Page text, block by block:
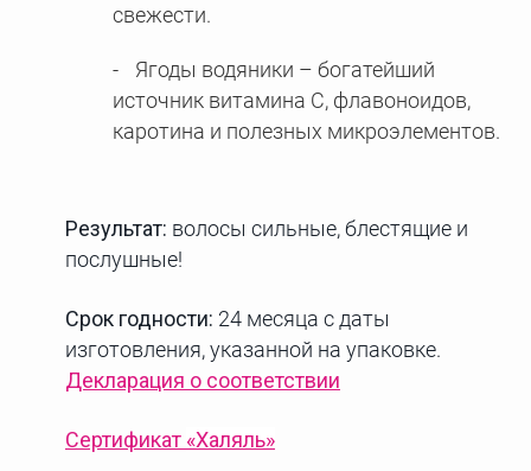
свежести.
Ягоды водяники – богатейший
источник витамина С, флавоноидов,
каротина и полезных микроэлементов.
Результат: волосы сильные, блестящие и
послушные!
Срок годности: 24 месяца с даты
изготовления, указанной на упаковке.
Декларация о соответствии
Сертификат «Халяль»